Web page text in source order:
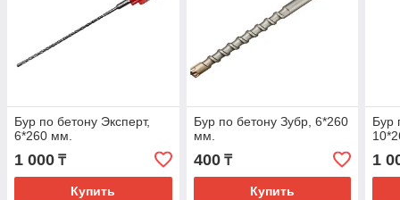
Бур по бетону Эксперт,
6*260 мм.
1 000 ₸
Купить
Бур по бетону Зубр, 6*260
мм.
400₸
Купить
Бур
1